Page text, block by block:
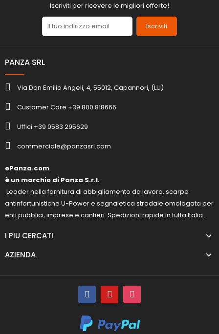
Iscriviti per ricevere le migliori offerte!
Iscriviti
PANZA SRL
Via Don Emilio Angeli, 4, 55012, Capannori, (LU)
Customer Care +39 800 818666
Uffici +39 0583 295629
commerciale@panzasrl.com
ePanza.com
è un marchio di Panza S.r.l.
Leader nella fornitura di abbigliamento da lavoro, scarpe
antinfortunistiche U-Power e segnaletica stradale omologata per
enti pubblici, imprese e cantieri. Spedizioni rapide in tutta Italia.
I PIU CERCATI
AZIENDA